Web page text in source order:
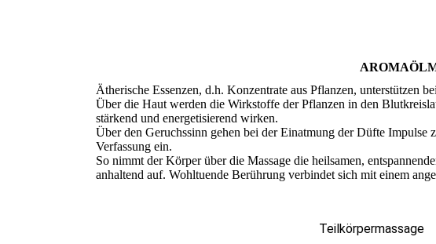
Ätherische Essenzen, d.h. Konzentrate aus Pflanzen, unterstützen
Über die Haut werden die Wirkstoffe der Pflanzen in den
stärkend und energetisierend wirken.
Über den Geruchssinn gehen bei der Einatmung der Düfte
Verfassung ein.
So nimmt der Körper über die Massage die heilsamen,
anhaltend auf. Wohltuende Berührung verbindet sich mit einem
Teilkörpermassage